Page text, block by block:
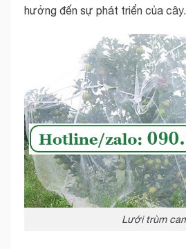
hưởng đến sự phát triển của cây.
Lưới trùm